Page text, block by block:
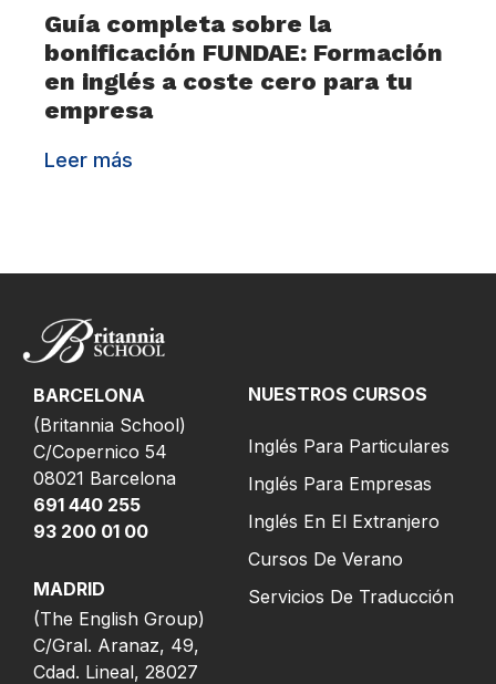
Guía completa sobre la
bonificación FUNDAE: Formación
en inglés a coste cero para tu
empresa
Leer más
BARCELONA
(Britannia School)
C/Copernico 54
08021 Barcelona
691 440 255
93 200 01 00
MADRID
(The English Group)
C/Gral. Aranaz, 49,
Cdad. Lineal, 28027
NUESTROS CURSOS
Inglés Para Particulares
Inglés Para Empresas
Inglés En El Extranjero
Cursos De Verano
Servicios De Traducción